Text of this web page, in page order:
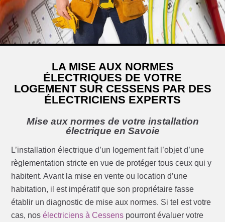
LA MISE AUX NORMES
ÉLECTRIQUES DE VOTRE
LOGEMENT SUR CESSENS PAR DES
ÉLECTRICIENS EXPERTS
Mise aux normes de votre installation
électrique en Savoie
L’installation électrique d’un logement fait l’objet d’une
règlementation stricte en vue de protéger tous ceux qui y
habitent. Avant la mise en vente ou location d’une
habitation, il est impératif que son propriétaire fasse
établir un diagnostic de mise aux normes. Si tel est votre
cas, nosélectriciens à Cessens pourront évaluer votre